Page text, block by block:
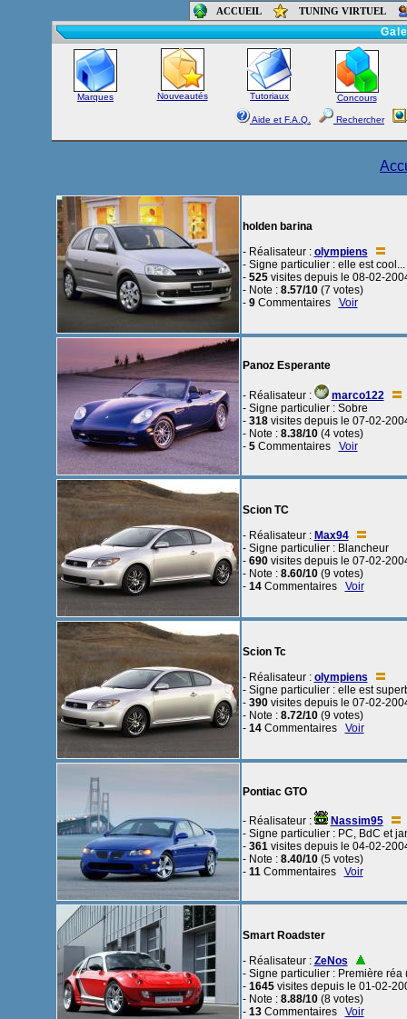
ACCUEIL TUNING VIRTUEL
Accueil-
Marques Nouveautés Tutoriaux Concours
Aide et F.A.Q. Rechercher
holden barina
- Réalisateur : olympiens
- Signe particulier : elle est cool...
- 525visites depuis le 08-02-
- Note : 8.57/10(7 votes)
- 9Commentaires Voir
Panoz Esperante
- Réalisateur :
marco122
- Signe particulier : Sobre
- 318visites depuis le 07-02-
- Note : 8.38/10(4 votes)
- 5Commentaires Voir
Scion TC
- Réalisateur : Max94
- Signe particulier : Blancheur
- 690visites depuis le 07-02-
- Note : 8.60/10(9 votes)
- 14Commentaires Voir
Scion Tc
- Réalisateur : olympiens
- Signe particulier : elle est
- 390visites depuis le 07-02-
- Note : 8.72/10(9 votes)
- 14Commentaires Voir
Pontiac GTO
- Réalisateur :
Nassim95
- Signe particulier : PC, BdC et
- 361visites depuis le 04-02-
- Note : 8.40/10(5 votes)
- 11Commentaires Voir
Smart Roadster
- Réalisateur : ZeNos
- Signe particulier : Première réa
- 1645visites depuis le 01-02-
- Note : 8.88/10(8 votes)
- 13Commentaires Voir